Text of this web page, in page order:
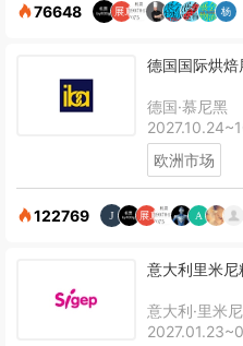
76648
德国国际烘焙
德国·慕尼黑
欧洲市场
122769
意大利里米
意大利·里米尼